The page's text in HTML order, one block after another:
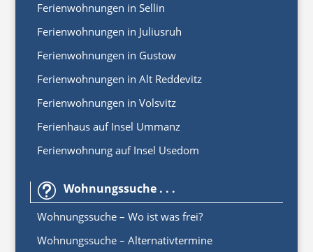
Ferienwohnungen in Sellin
Ferienwohnungen in Juliusruh
Ferienwohnungen in Gustow
Ferienwohnungen in Alt Reddevitz
Ferienwohnungen in Volsvitz
Ferienhaus auf Insel Ummanz
Ferienwohnung auf Insel Usedom
t Wohnungssuche . . .
Wohnungssuche – Wo ist was frei?
Wohnungssuche – Alternativtermine